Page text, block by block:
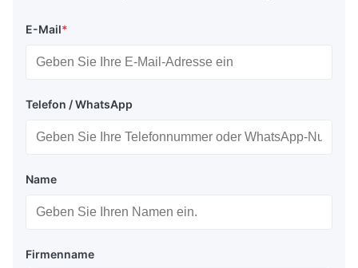
E-Mail*
Telefon / WhatsApp
Name
Firmenname